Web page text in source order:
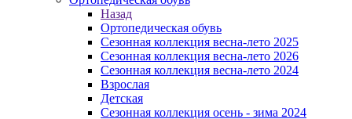
Назад
Ортопедическая обувь
Сезонная коллекция весна-лето 2025
Сезонная коллекция весна-лето 2026
Сезонная коллекция весна-лето 2024
Взрослая
Детская
Сезонная коллекция осень - зима 2024